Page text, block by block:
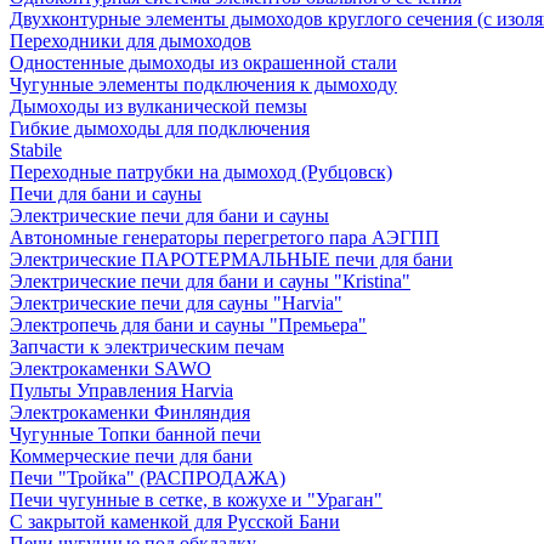
Двухконтурные элементы дымоходов круглого сечения (с
Переходники для дымоходов
Одностенные дымоходы из окрашенной стали
Чугунные элементы подключения к дымоходу
Дымоходы из вулканической пемзы
Гибкие дымоходы для подключения
Stabile
Переходные патрубки на дымоход (Рубцовск)
Печи для бани и сауны
Электрические печи для бани и сауны
Автономные генераторы перегретого пара АЭГПП
Электрические ПАРОТЕРМАЛЬНЫЕ печи для бани
Электрические печи для бани и сауны "Кristina"
Электрические печи для сауны "Harvia"
Электропечь для бани и сауны "Премьера"
Запчасти к электрическим печам
Электрокаменки SAWO
Пульты Управления Harvia
Электрокаменки Финляндия
Чугунные Топки банной печи
Коммерческие печи для бани
Печи "Тройка" (РАСПРОДАЖА)
Печи чугунные в сетке, в кожухе и "Ураган"
С закрытой каменкой для Русской Бани